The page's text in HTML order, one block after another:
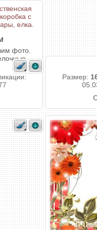
фото.
Размер: